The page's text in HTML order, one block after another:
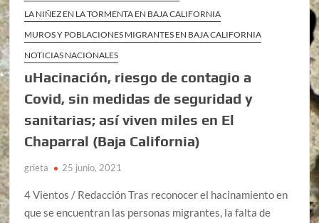
LA NIÑEZ EN LA TORMENTA EN BAJA CALIFORNIA
MUROS Y POBLACIONES MIGRANTES EN BAJA CALIFORNIA
NOTICIAS NACIONALES
uHacinación, riesgo de contagio a
Covid, sin medidas de seguridad y
sanitarias; así viven miles en El
Chaparral (Baja California)
grieta 25 junio, 2021
4 Vientos / Redacción Tras reconocer el hacinamiento en
que se encuentran las personas migrantes, la falta de